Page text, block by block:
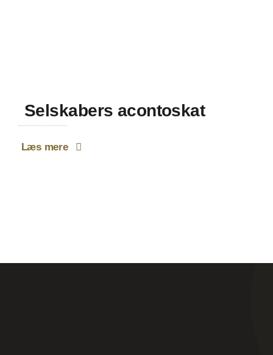
Selskabers acontoskat
Læs mere